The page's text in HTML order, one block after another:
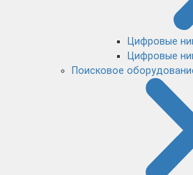
Цифровые
Цифровые
Поисковое